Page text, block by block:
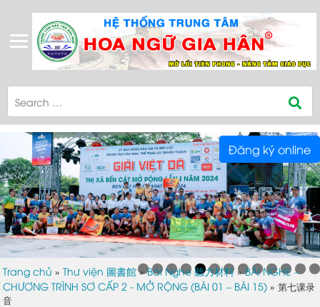
Trang chủ »Thư viện 圖書館»Bài Nghe 聽力材料 »BÀI NGHE –
CHƯƠNG TRÌNH SƠ CẤP 2 - MỞ RỘNG (BÀI 01 – BÀI 15) »第七课录
音
Đăng ký online